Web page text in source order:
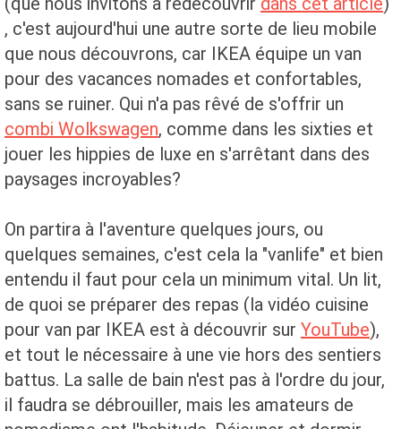
, c'est aujourd'hui une autre sorte de lieu mobile
que nous découvrons, car IKEA équipe un van
pour des vacances nomades et confortables,
sans se ruiner. Qui n'a pas rêvé de s'offrir un
combi Wolkswagen, comme dans les sixties et
jouer les hippies de luxe en s'arrêtant dans des
paysages incroyables?
On partira à l'aventure quelques jours, ou
quelques semaines, c'est cela la "vanlife" et bien
entendu il faut pour cela un minimum vital. Un lit,
de quoi se préparer des repas (la vidéo cuisine
pour van par IKEA est à découvrir sur YouTube),
et tout le nécessaire à une vie hors des sentiers
battus. La salle de bain n'est pas à l'ordre du jour,
il faudra se débrouiller, mais les amateurs de